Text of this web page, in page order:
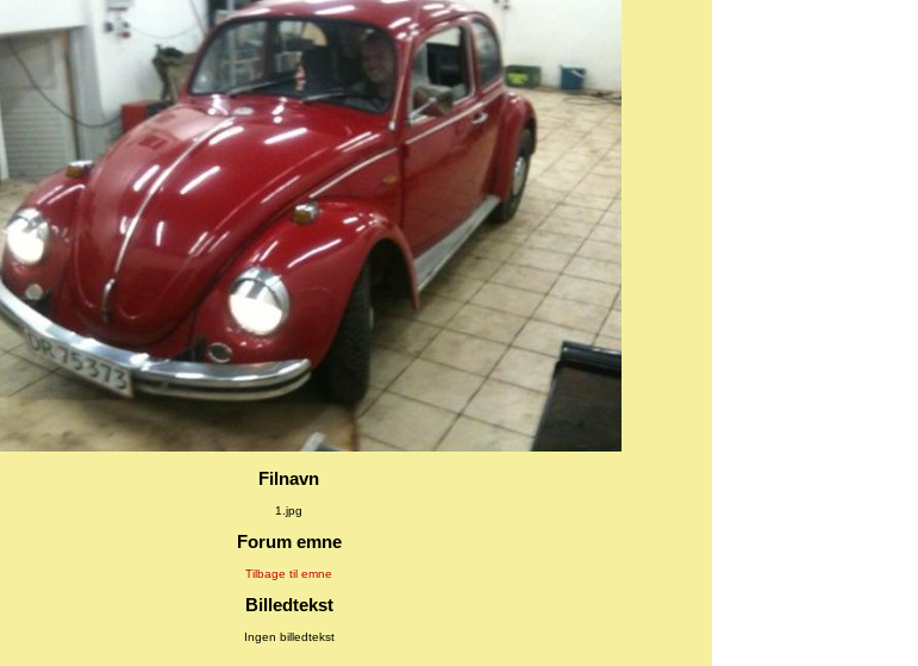
Filnavn
1.jpg
Forum emne
Tilbage til emne
Billedtekst
Ingen billedtekst